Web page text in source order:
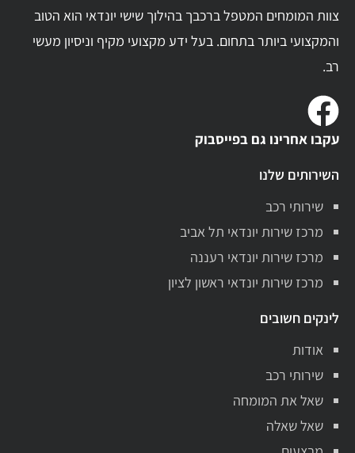
צוות המומחים המטפל ברכבך בהילוך שישי יונדאי הוא הטוב
והמקצועי ביותר בתחום. בעל ידע מקצועי מקיף וניסיון מעשי
רב.
עקבו אחרינו גם בפייסבוק
השירותים שלנו
שירותי רכב
מרכז שירות יונדאי תל אביב
מרכז שירות יונדאי רעננה
מרכז שירות יונדאי ראשון לציון
לינקים חשובים
אודות
שירותי רכב
שאל את המומחה
שאל שאלה